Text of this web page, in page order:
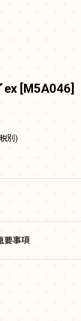
ex [M5A046]
別)
要事項